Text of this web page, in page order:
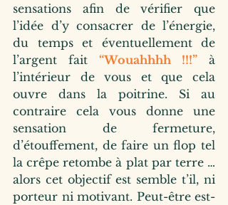
sensations afin de vérifier que
l’idée d’y consacrer de l’énergie,
du temps et éventuellement de
l’argent fait “Wouahhhh !!!” à
l’intérieur de vous et que cela
ouvre dans la poitrine. Si au
contraire cela vous donne une
sensation de fermeture,
d’étouffement, de faire un flop tel
la crêpe retombe à plat par terre …
alors cet objectif est semble t’il, ni
porteur ni motivant. Peut-être est-